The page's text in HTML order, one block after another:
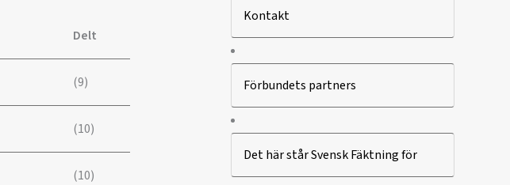
Delt
(9)
(10)
(10)
Kontakt
Förbundets partners
Det här står Svensk Fäktning för